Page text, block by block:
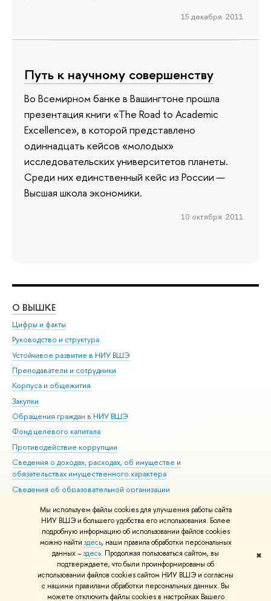
Мы используем файлы cookies для улучшения работы сайта
НИУ ВШЭ и большего удобства его использования. Более
подробную информацию об использовании файлов cookies
можно найти здесь, наши правила обработки персональных
данных –здесь. Продолжая пользоваться сайтом, вы
подтверждаете, что были проинформированы об
использовании файлов cookies сайтом НИУ ВШЭ и согласны
с нашими правилами обработки персональных данных. Вы
можете отключить файлы cookies в настройках Вашего
✖
15 декабря 2011
Путь к научному совершенству
Во Всемирном банке в Вашингтоне прошла
презентация книги «The Road to Academic
Excellence», в которой представлено
одиннадцать кейсов «молодых»
исследовательских университетов планеты.
Среди них единственный кейс из России —
Высшая школа экономики.
10 октября 2011
О ВЫШКЕ
Цифры и факты
Руководство и структура
Устойчивое развитие в НИУ ВШЭ
Преподаватели и сотрудники
Корпуса и общежития
Закупки
Обращения граждан в НИУ ВШЭ
Фонд целевого капитала
Противодействие коррупции
Сведения о доходах, расходах, об имуществе и
обязательствах имущественного характера
Сведения об образовательной организации
Людям с ограниченными возможностями здоровья
Единая платежная страница
Работа в Вышке
© НИУ ВШЭ 1993–2026 Адреса и контакты Условия использования
материалов Политика конфиденциальности Карта сайта
Шрифты HSE Sans и HSE Slab разработаны вШколе дизайна НИУ ВШЭ